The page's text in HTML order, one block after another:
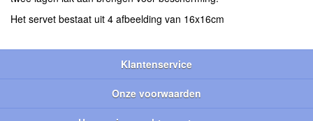
Het servet bestaat uit 4 afbeelding van 16x16cm
Klantenservice
Onze voorwaarden